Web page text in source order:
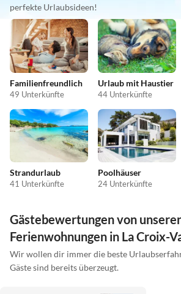
perfekte Urlaubsideen!
Familienfreundlich
49 Unterkünfte
Urlaub mit Haustier
44 Unterkünfte
Strandurlaub
41 Unterkünfte
Poolhäuser
24 Unterkünfte
Gästebewertungen von
Ferienwohnungen in La Croix-
Wir wollen dir immer die beste
Gäste sind bereits überzeugt.